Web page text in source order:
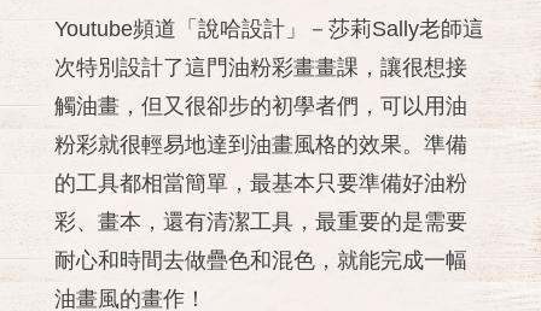
Youtube頻道「說哈設計」－莎莉Sally老師這
次特別設計了這門油粉彩畫畫課，讓很想接
觸油畫，但又很卻步的初學者們，可以用油
粉彩就很輕易地達到油畫風格的效果。準備
的工具都相當簡單，最基本只要準備好油粉
彩、畫本，還有清潔工具，最重要的是需要
耐心和時間去做疊色和混色，就能完成一幅
油畫風的畫作！